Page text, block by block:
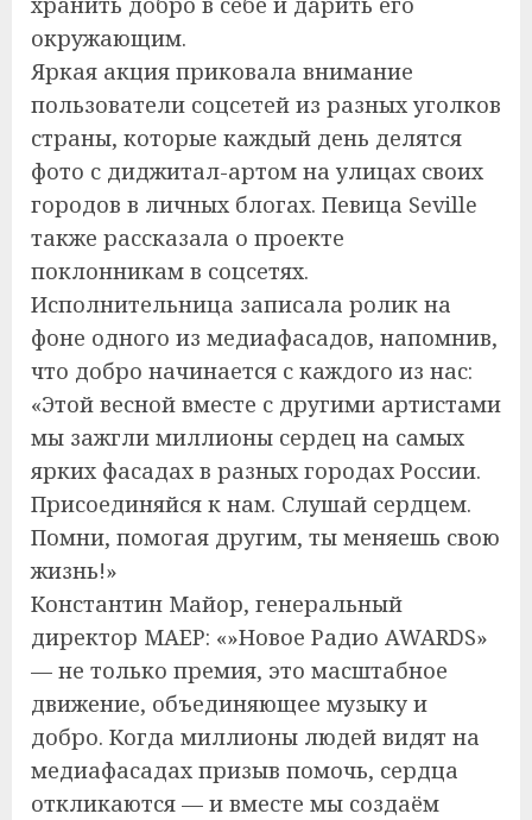
окружающим.
Яркая акция приковала внимание
пользователи соцсетей из разных уголков
страны, которые каждый день делятся
фото с диджитал-артом на улицах своих
городов в личных блогах. Певица Seville
также рассказала о проекте
поклонникам в соцсетях.
Исполнительница записала ролик на
фоне одного из медиафасадов, напомнив,
что добро начинается с каждого из нас:
«Этой весной вместе с другими артистами
мы зажгли миллионы сердец на самых
ярких фасадах в разных городах России.
Присоединяйся к нам. Слушай сердцем.
Помни, помогая другим, ты меняешь свою
жизнь!»
Константин Майор, генеральный
директор МАЕР: «»Новое Радио AWARDS»
— не только премия, это масштабное
движение, объединяющее музыку и
добро. Когда миллионы людей видят на
медиафасадах призыв помочь, сердца
откликаются — и вместе мы создаём